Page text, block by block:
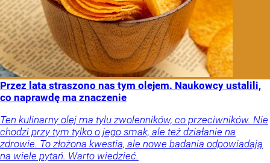
Przez lata straszono nas tym olejem. Naukowcy ustalili,
co naprawdę ma znaczenie
Ten kulinarny olej ma tylu zwolenników, co przeciwników. Nie
chodzi przy tym tylko o jego smak, ale też działanie na
zdrowie. To złożona kwestia, ale nowe badania odpowiadają
na wiele pytań. Warto wiedzieć.